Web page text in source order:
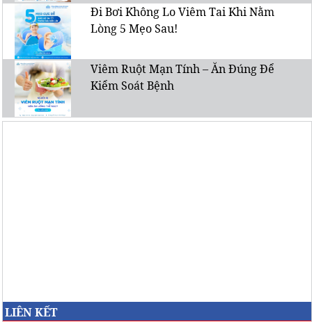
Đi Bơi Không Lo Viêm Tai Khi Nằm
Lòng 5 Mẹo Sau!
Viêm Ruột Mạn Tính – Ăn Đúng Để
Kiểm Soát Bệnh
LIÊN KẾT